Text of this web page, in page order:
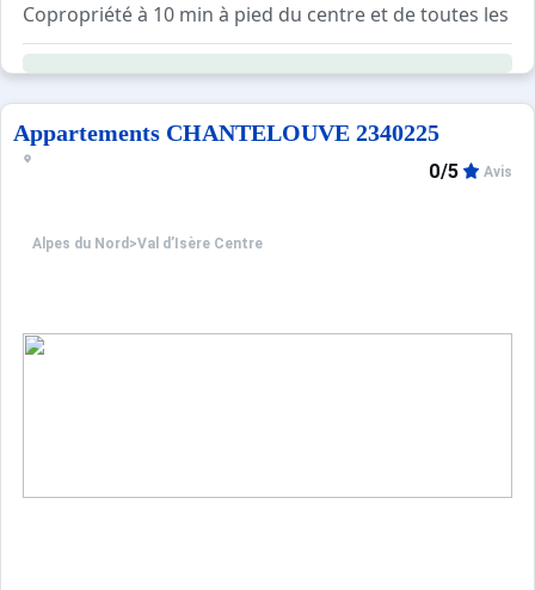
Copropriété à 10 min à pied du centre et de toutes les
Résidence avec ascenseur.
Casiers à ski et local poubelle au rez-de-chaussée du
Navette gratuite à quelques pas de la résidence en
Appartements CHANTELOUVE 2340225
Alpes du Nord >Val d’Isère Centre
0/5 Avis